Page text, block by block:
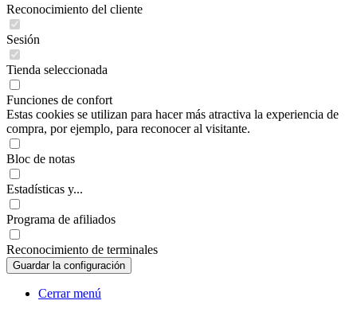
Reconocimiento del cliente
Sesión
Tienda seleccionada
Funciones de confort
Estas cookies se utilizan para hacer más atractiva la experiencia de
compra, por ejemplo, para reconocer al visitante.
Bloc de notas
Estadísticas y...
Programa de afiliados
Reconocimiento de terminales
Cerrar menú